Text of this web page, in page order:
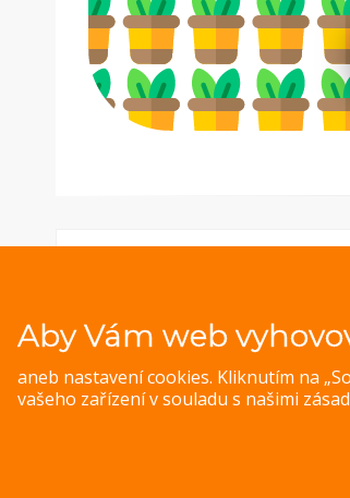
Aby Vám web
aneb nastavení cookies. Kliknutím na
vašeho zařízení v souladu s našimi